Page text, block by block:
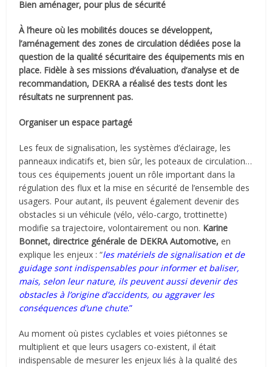
Bien aménager, pour plus de sécurité
À l’heure où les mobilités douces se développent,
l’aménagement des zones de circulation dédiées pose la
question de la qualité sécuritaire des équipements mis en
place. Fidèle à ses missions d’évaluation, d’analyse et de
recommandation, DEKRA a réalisé des tests dont les
résultats ne surprennent pas.
Organiser un espace partagé
Les feux de signalisation, les systèmes d’éclairage, les
panneaux indicatifs et, bien sûr, les poteaux de circulation…
tous ces équipements jouent un rôle important dans la
régulation des flux et la mise en sécurité de l’ensemble des
usagers. Pour autant, ils peuvent également devenir des
obstacles si un véhicule (vélo, vélo-cargo, trottinette)
modifie sa trajectoire, volontairement ou non. Karine
Bonnet, directrice générale de DEKRA Automotive, en
explique les enjeux : “les matériels de signalisation et de
guidage sont indispensables pour informer et baliser,
mais, selon leur nature, ils peuvent aussi devenir des
obstacles à l’origine d’accidents, ou aggraver les
conséquences d’une chute.”
Au moment où pistes cyclables et voies piétonnes se
multiplient et que leurs usagers co-existent, il était
indispensable de mesurer les enjeux liés à la qualité des